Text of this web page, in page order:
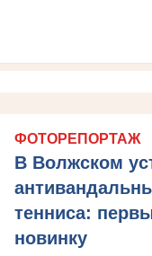
ФОТОРЕПОРТАЖ
В Волжском
тенниса:
новинку